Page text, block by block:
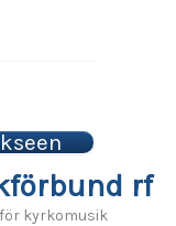
rf
kyrkomusik